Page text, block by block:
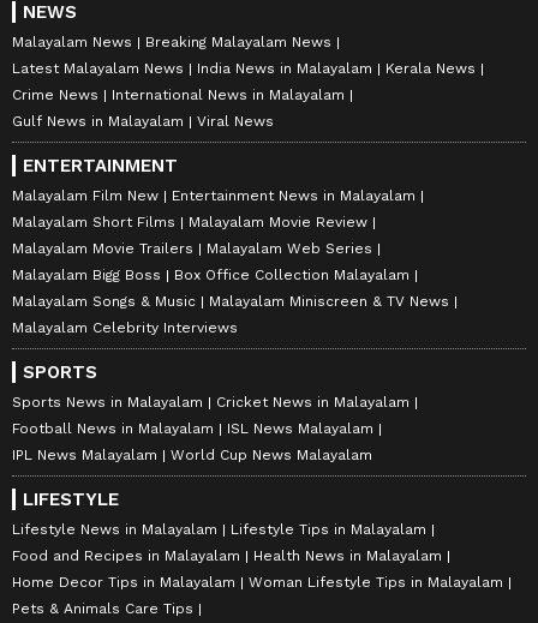
NEWS
Malayalam News
Breaking Malayalam News
Latest Malayalam News
India News in Malayalam
Kerala News
Crime News
International News in Malayalam
Gulf News in Malayalam
Viral News
ENTERTAINMENT
Malayalam Film New
Entertainment News in Malayalam
Malayalam Short Films
Malayalam Movie Review
Malayalam Movie Trailers
Malayalam Web Series
Malayalam Bigg Boss
Box Office Collection Malayalam
Malayalam Songs & Music
Malayalam Miniscreen & TV News
Malayalam Celebrity Interviews
SPORTS
Sports News in Malayalam
Cricket News in Malayalam
Football News in Malayalam
ISL News Malayalam
IPL News Malayalam
World Cup News Malayalam
LIFESTYLE
Lifestyle News in Malayalam
Lifestyle Tips in Malayalam
Food and Recipes in Malayalam
Health News in Malayalam
Home Decor Tips in Malayalam
Woman Lifestyle Tips in Malayalam
Pets & Animals Care Tips